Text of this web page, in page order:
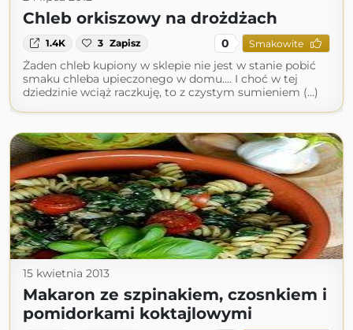
Chleb orkiszowy na drożdżach
1.4K 3 Zapisz 0 Smakowite
Żaden chleb kupiony w sklepie nie jest w stanie pobić
smaku chleba upieczonego w domu.... I choć w tej
dziedzinie wciąż raczkuję, to z czystym sumieniem (...)
15 kwietnia 2013
Makaron ze szpinakiem, czosnkiem i
pomidorkami koktajlowymi